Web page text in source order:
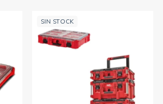
SIN STOCK